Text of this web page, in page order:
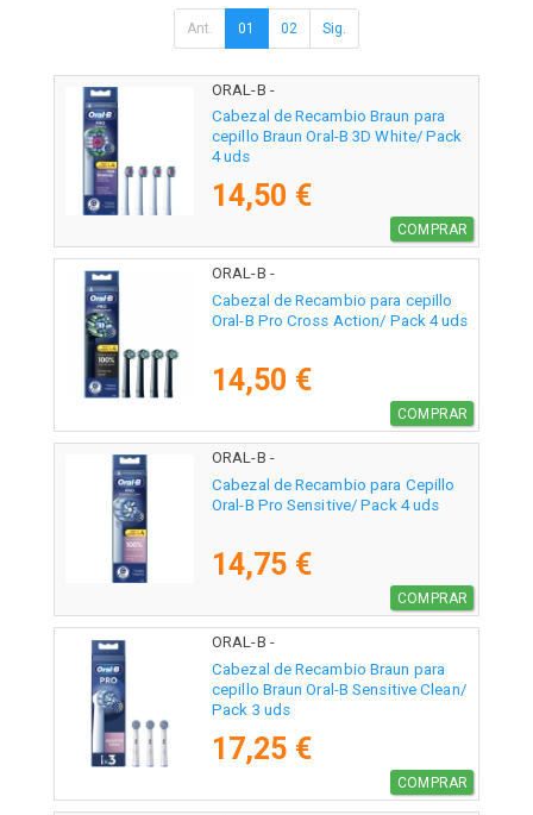
Ant. 01 02 Sig.
ORAL-B -
Cabezal de Recambio Braun para
cepillo Braun Oral-B 3D White/ Pack
4 uds
14,50 €
COMPRAR
ORAL-B -
Cabezal de Recambio para cepillo
Oral-B Pro Cross Action/ Pack 4 uds
14,50 €
COMPRAR
ORAL-B -
Cabezal de Recambio para Cepillo
Oral-B Pro Sensitive/ Pack 4 uds
14,75 €
COMPRAR
ORAL-B -
Cabezal de Recambio Braun para
cepillo Braun Oral-B Sensitive Clean/
Pack 3 uds
17,25 €
COMPRAR